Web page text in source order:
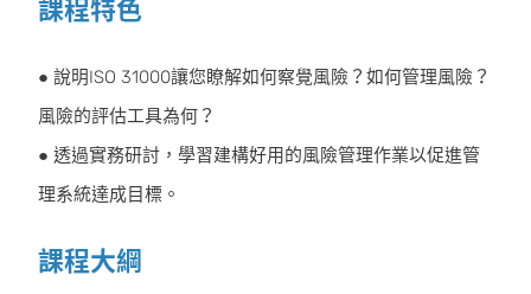
課程特色
● 說明ISO 31000讓您瞭解如何察覺風險？如何管理風險？
風險的評估工具為何？
● 透過實務研討，學習建構好用的風險管理作業以促進管
理系統達成目標。
課程大綱